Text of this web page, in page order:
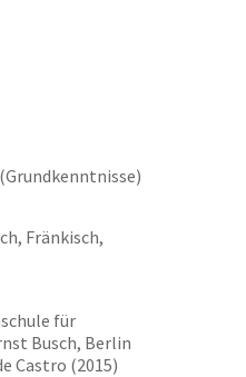
Fränkisch,
für
Busch, Berlin
Castro (2015)